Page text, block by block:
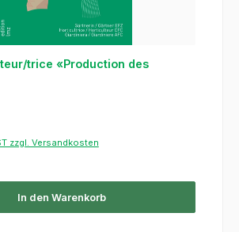
trice «Production des
zzgl. Versandkosten
In den Warenkorb